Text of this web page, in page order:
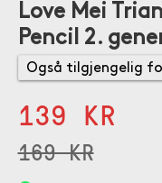
Love Mei
Pencil 2.
139 KR
169 KR